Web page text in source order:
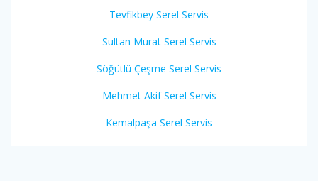
Tevfikbey Serel Servis
Sultan Murat Serel Servis
Söğütlü Çeşme Serel Servis
Mehmet Akif Serel Servis
Kemalpaşa Serel Servis